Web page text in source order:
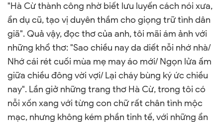
"Hà Cừ thành công nhờ biết lưu luyến cách nói xưa,
ẩn dụ cũ, tạo vị duyên thầm cho giọng trữ tình dân
giã". Quả vậy, đọc thơ của anh, tôi mãi ám ảnh với
những khổ thơ: "Sao chiều nay da diết nỗi nhớ nhà/
Nhớ cái rét cuối mùa mẹ may áo mới/ Ngọn lửa ấm
giữa chiều đông vời vợi/ Lại cháy bùng ký ức chiều
nay". Lần giở những trang thơ Hà Cừ, trong tôi có
nỗi xốn xang với từng con chữ rất chân tình mộc
mạc, nhưng không kém phần tinh tế, với những ẩn